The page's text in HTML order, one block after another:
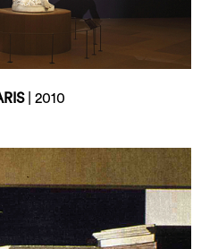
| 2010